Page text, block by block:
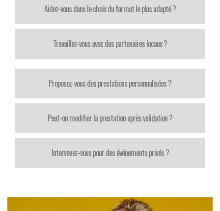
Aidez-vous dans le choix du format le plus adapté ?
Travaillez-vous avec des partenaires locaux ?
Proposez-vous des prestations personnalisées ?
Peut-on modifier la prestation après validation ?
Intervenez-vous pour des événements privés ?